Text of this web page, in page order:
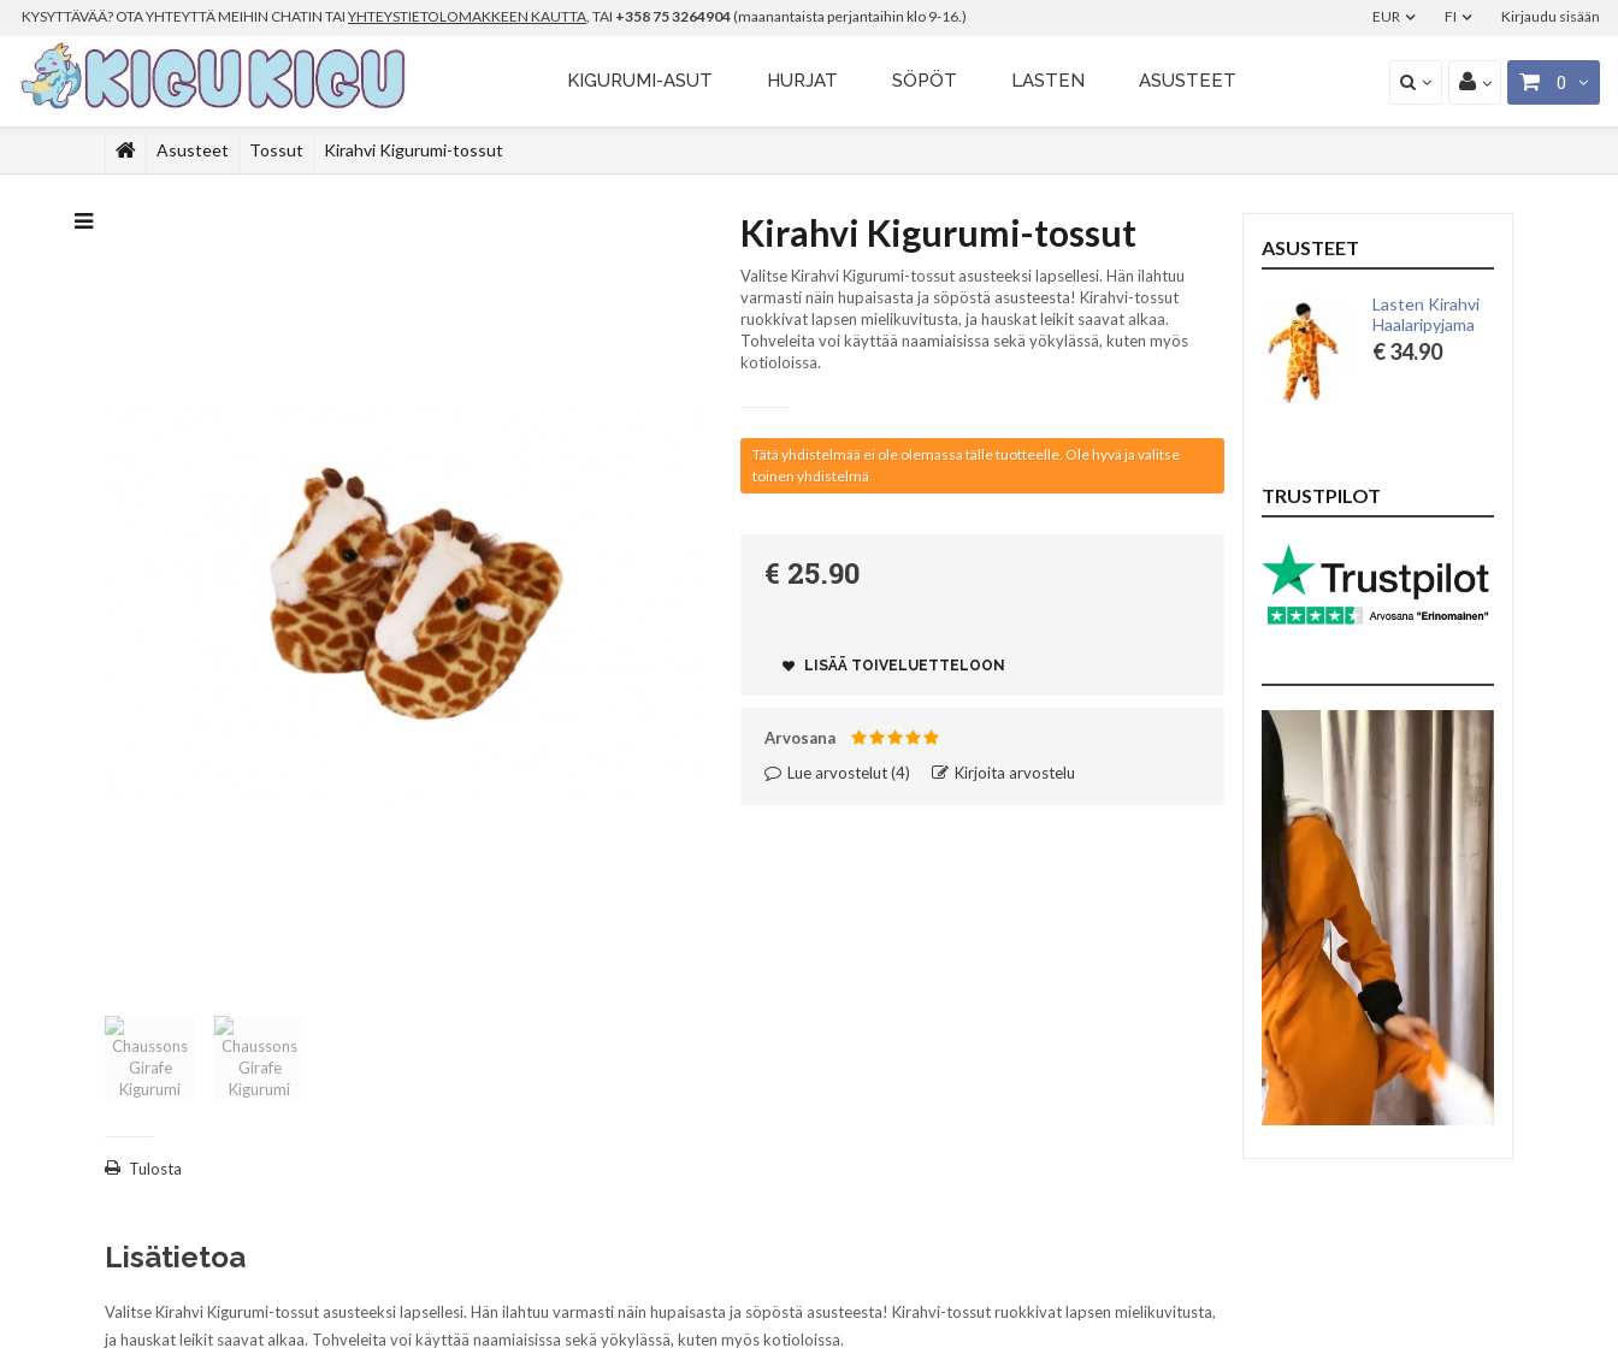
Kirjaudu sisään
FI
KYSYTTÄVÄÄ? OTA YHTEYTTÄ MEIHIN CHATIN TAI YHTEYSTIETOLOMAKKEEN KAUTTA, TAI +358 75 3264904 (maanantaista perjantaihin klo 9-16.) EUR
0
KIGURUMI-ASUT HURJAT SÖPÖT LASTEN ASUSTEET
Asusteet Tossut Kirahvi Kigurumi-tossut
Tulosta
Kirahvi Kigurumi-tossut
Valitse Kirahvi Kigurumi-tossut asusteeksi lapsellesi. Hän ilahtuu
varmasti näin hupaisasta ja söpöstä asusteesta! Kirahvi-tossut
ruokkivat lapsen mielikuvitusta, ja hauskat leikit saavat alkaa.
Tohveleita voi käyttää naamiaisissa sekä yökylässä, kuten myös
kotioloissa.
Tätä yhdistelmää ei ole olemassa tälle tuotteelle. Ole hyvä ja valitse
toinen yhdistelmä
€ 25.90
LISÄÄ TOIVELUETTELOON
Arvosana
Lue arvostelut (4)‎ Kirjoita arvostelu
Lisätietoa
Valitse Kirahvi Kigurumi-tossut asusteeksi lapsellesi. Hän ilahtuu varmasti näin hupaisasta ja söpöstä asusteesta! Kirahvi-tossut ruokkivat lapsen mielikuvitusta,
ja hauskat leikit saavat alkaa. Tohveleita voi käyttää naamiaisissa sekä yökylässä, kuten myös kotioloissa.
ASUSTEET
Lasten Kirahvi
Haalaripyjama
€ 34.90
TRUSTPILOT